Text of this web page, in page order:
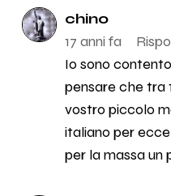
chino
17 anni fa
Io sono
pensare che tra
vostro piccolo
italiano per
per la massa